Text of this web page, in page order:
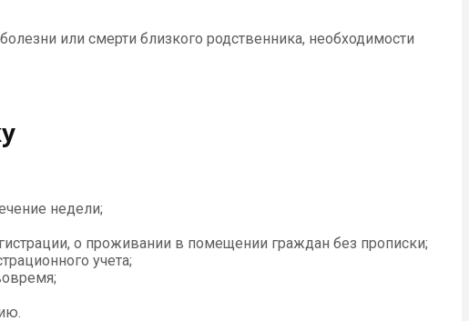
или смерти близкого родственника, необходимости
недели;
о проживании в помещении граждан без прописки;
учета;